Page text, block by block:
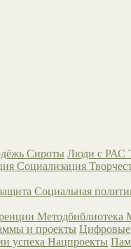
Сироты Люди с РАС
Социализация
Социальная
Методбиблиотека
и проекты Цифровые
успехаНацпроекты